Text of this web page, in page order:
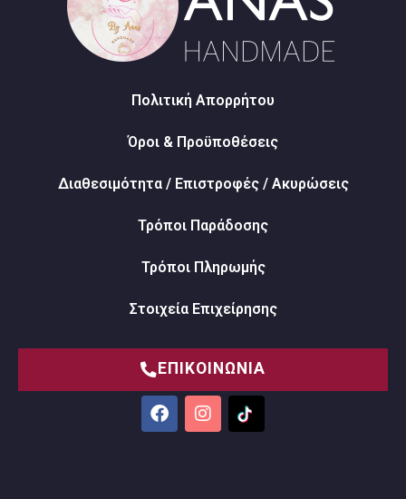
Πολιτική Απορρήτου
Όροι & Προϋποθέσεις
Διαθεσιμότητα / Επιστροφές / Ακυρώσεις
Τρόποι Παράδοσης
Τρόποι Πληρωμής
Στοιχεία Επιχείρησης
ΕΠΙΚΟΙΝΩΝΙΑ